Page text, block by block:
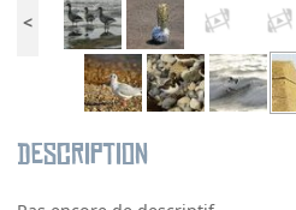
<
Description